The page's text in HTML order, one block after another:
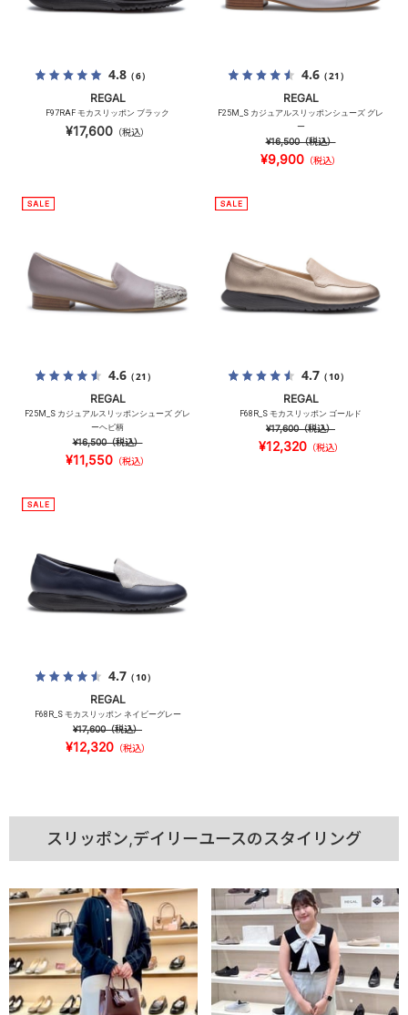
4.8（6）
REGAL
F97RAF モカスリッポン ブラック
¥17,600 （税込）
4.6（21）
REGAL
F25M_S カジュアルスリッポンシューズ グレ
ー
¥16,500（税込）
¥9,900 （税込）
4.6（21）
REGAL
F25M_S カジュアルスリッポンシューズ グレ
ーヘビ柄
¥16,500（税込）
¥11,550 （税込）
4.7（10）
REGAL
F68R_S モカスリッポン ゴールド
¥17,600（税込）
¥12,320（税込）
4.7（10）
REGAL
F68R_S モカスリッポン ネイビーグレー
¥17,600（税込）
¥12,320（税込）
スリッポン,デイリーユースのスタイリング